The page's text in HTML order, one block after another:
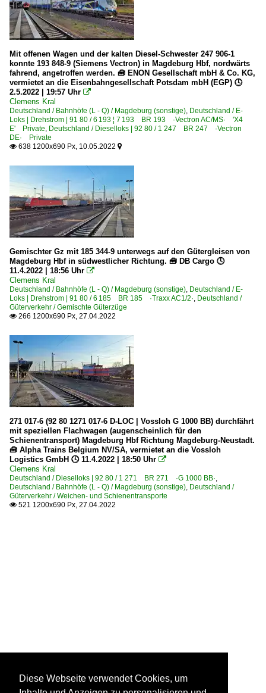
Mit offenen Wagen und der kalten Diesel-Schwester 247 906-1
konnte 193 848-9 (Siemens Vectron) in Magdeburg Hbf, nordwärts
fahrend, angetroffen werden. 🧰 ENON Gesellschaft mbH & Co. KG,
vermietet an die Eisenbahngesellschaft Potsdam mbH (EGP) 🕓
2.5.2022 | 19:57 Uhr 
Clemens Kral
Deutschland / Bahnhöfe (L - Q) / Magdeburg (sonstige) Deutschland / E-
Loks | Drehstrom | 91 80 / 6 193 ¦ 7 193 BR 193 ·Vectron AC/MS· 'X4
E' Private Deutschland / Dieselloks | 92 80 / 1 247 BR 247 ·Vectron
DE· Private
 638 1200x690 Px, 10.05.2022 
Gemischter Gz mit 185 344-9 unterwegs auf den Gütergleisen von
Magdeburg Hbf in südwestlicher Richtung. 🧰 DB Cargo 🕓
11.4.2022 | 18:56 Uhr 
Clemens Kral
Deutschland / Bahnhöfe (L - Q) / Magdeburg (sonstige) Deutschland / E-
Loks | Drehstrom | 91 80 / 6 185 BR 185 ·Traxx AC1/2· Deutschland /
Güterverkehr / Gemischte Güterzüge
 266 1200x690 Px, 27.04.2022
271 017-6 (92 80 1271 017-6 D-LOC | Vossloh G 1000 BB) durchfährt
mit speziellen Flachwagen (augenscheinlich für den
Schienentransport) Magdeburg Hbf Richtung Magdeburg-Neustadt.
🧰 Alpha Trains Belgium NV/SA, vermietet an die Vossloh
Logistics GmbH 🕓 11.4.2022 | 18:50 Uhr 
Clemens Kral
Deutschland / Dieselloks | 92 80 / 1 271 BR 271 ·G 1000 BB·
Deutschland / Bahnhöfe (L - Q) / Magdeburg (sonstige) Deutschland /
Güterverkehr / Weichen- und Schienentransporte
 521 1200x690 Px, 27.04.2022
Diese Webseite verwendet Cookies, um